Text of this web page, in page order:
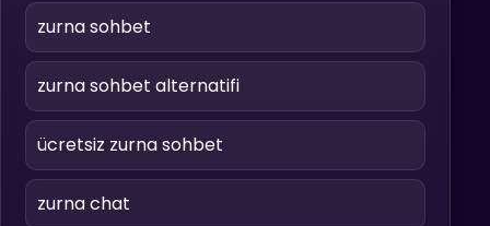
zurna sohbet
zurna sohbet alternatifi
ücretsiz zurna sohbet
zurna chat